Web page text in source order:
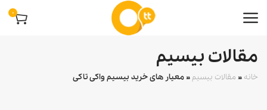
0
مقالات بیسیم
خانه » مقالات بیسیم»معیار های خرید بیسیم واکی تاکی